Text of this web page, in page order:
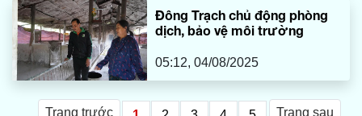
Đông Trạch chủ động phòng
dịch, bảo vệ môi trường
05:12, 04/08/2025
Trang trước Trang sau